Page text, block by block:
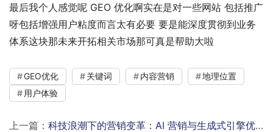
最后我个人感觉呢 GEO 优化啊实在是对一些网站 包括推广
呀包括增强用户粘度而言太有必要 要是能深度贯彻到业务
体系这块那未来开拓相关市场那可真是帮助大啦
GEO优化 关键词 内容营销
地理位置
用户体验
上一篇： 科技浪潮下的营销变革：AI 营销与生成式引擎优化(GEO)有多重要？